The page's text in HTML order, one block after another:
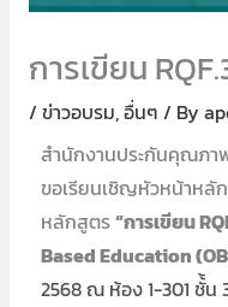
การเขียน
/ ข่าวอบรม,อื่นๆ / By
สำนักงานประกันคุณภ
ขอเรียนเชิญหัวหน้าหลั
หลักสูตร“การเขียน
Based Education
2568 ณ ห้อง 1-301 ชั้้น